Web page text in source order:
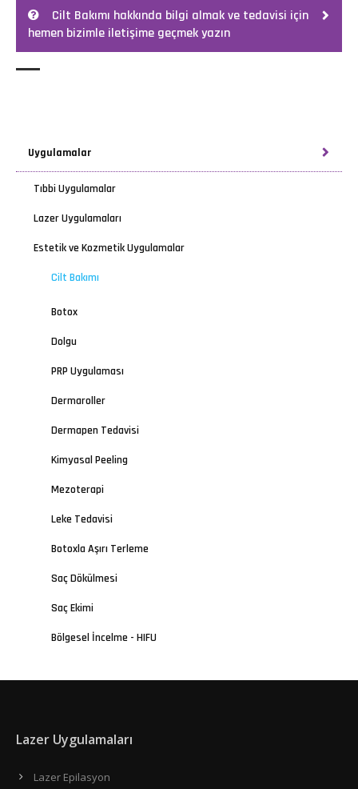
Cilt Bakımı hakkında bilgi almak ve tedavisi için
hemen bizimle iletişime geçmek yazın
Uygulamalar
Tıbbi Uygulamalar
Lazer Uygulamaları
Estetik ve Kozmetik Uygulamalar
Cilt Bakımı
Botox
Dolgu
PRP Uygulaması
Dermaroller
Dermapen Tedavisi
Kimyasal Peeling
Mezoterapi
Leke Tedavisi
Botoxla Aşırı Terleme
Saç Dökülmesi
Saç Ekimi
Bölgesel İncelme - HIFU
Lazer Uygulamaları
Lazer Epilasyon